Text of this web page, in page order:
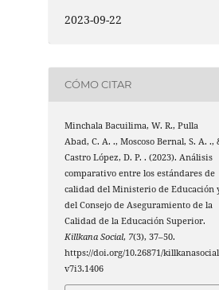
2023-09-22
CÓMO CITAR
Minchala Bacuilima, W. R., Pulla
Abad, C. A. ., Moscoso Bernal, S. A. .,
Castro López, D. P. . (2023). Análisis
comparativo entre los estándares de
calidad del Ministerio de Educación
del Consejo de Aseguramiento de la
Calidad de la Educación Superior.
Killkana Social, 7(3), 37–50.
https://doi.org/10.26871/
v7i3.1406